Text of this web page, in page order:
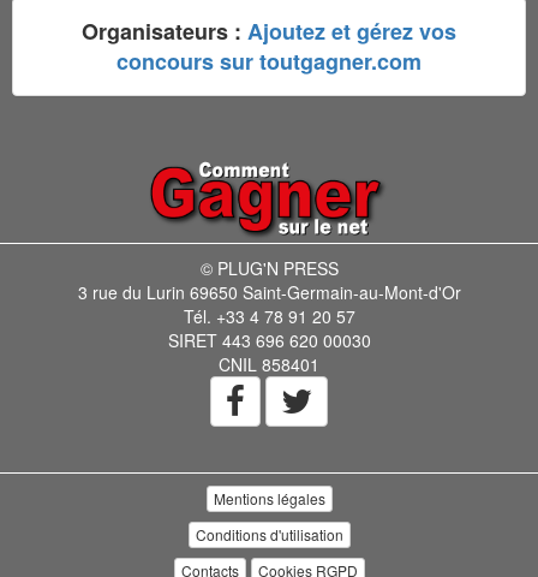
Organisateurs : Ajoutez et gérez vos
concours sur toutgagner.com
© PLUG'N PRESS
3 rue du Lurin 69650 Saint-Germain-au-Mont-d'Or
Tél. +33 4 78 91 20 57
SIRET 443 696 620 00030
CNIL 858401
Mentions légales
Conditions d'utilisation
Contacts
Cookies RGPD